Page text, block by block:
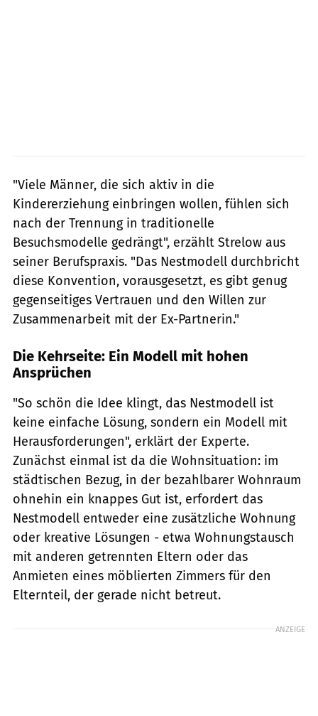
"Viele Männer, die sich aktiv in die
Kindererziehung einbringen wollen, fühlen sich
nach der Trennung in traditionelle
Besuchsmodelle gedrängt", erzählt Strelow aus
seiner Berufspraxis. "Das Nestmodell durchbricht
diese Konvention, vorausgesetzt, es gibt genug
gegenseitiges Vertrauen und den Willen zur
Zusammenarbeit mit der Ex-Partnerin."
Die Kehrseite: Ein Modell mit hohen
Ansprüchen
"So schön die Idee klingt, das Nestmodell ist
keine einfache Lösung, sondern ein Modell mit
Herausforderungen", erklärt der Experte.
Zunächst einmal ist da die Wohnsituation: im
städtischen Bezug, in der bezahlbarer Wohnraum
ohnehin ein knappes Gut ist, erfordert das
Nestmodell entweder eine zusätzliche Wohnung
oder kreative Lösungen - etwa Wohnungstausch
mit anderen getrennten Eltern oder das
Anmieten eines möblierten Zimmers für den
Elternteil, der gerade nicht betreut.
ANZEIGE